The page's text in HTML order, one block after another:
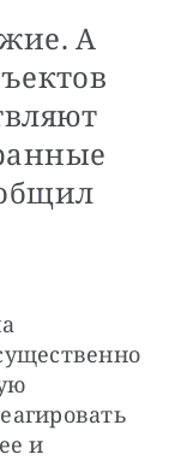
А
и